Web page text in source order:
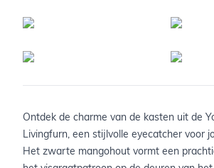
Ontdek de charme van de kasten uit de
Livingfurn, een stijlvolle eyecatcher voor
Het zwarte mangohout vormt een